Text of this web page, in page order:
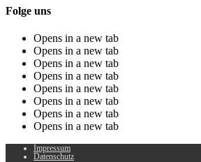
Folge uns
Opens in a new tab
Opens in a new tab
Opens in a new tab
Opens in a new tab
Opens in a new tab
Opens in a new tab
Opens in a new tab
Opens in a new tab
Impressum
Datenschutz